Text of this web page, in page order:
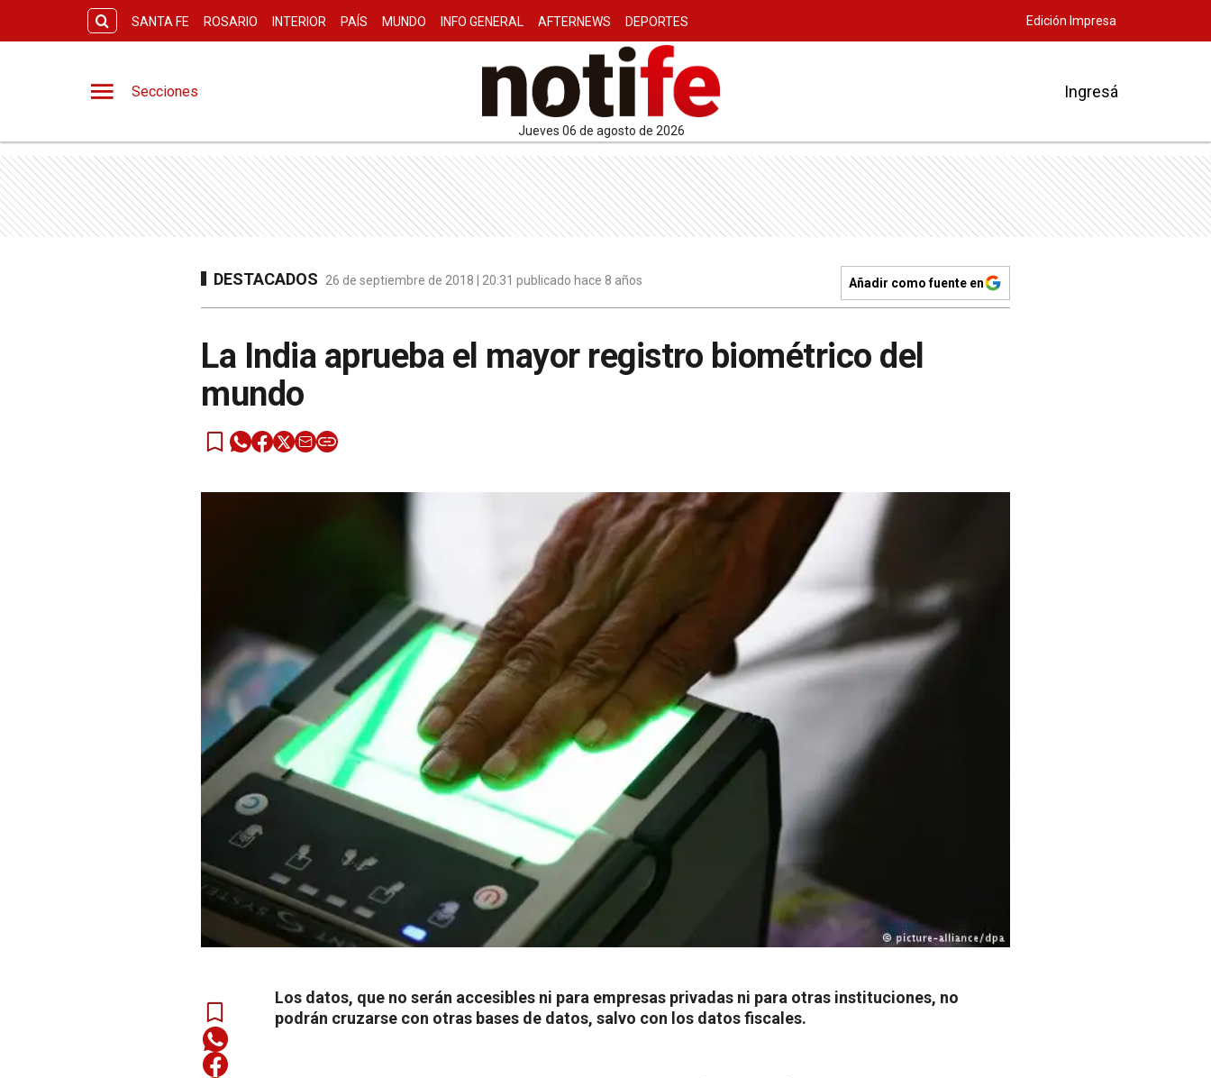
SANTA FE ROSARIO INTERIOR PAÍS MUNDO INFO GENERAL AFTERNEWS DEPORTES Edición Impresa
Secciones
jueves 06 de agosto de 2026
Ingresá
DESTACADOS 26 de septiembre de 2018 | 20:31 publicado hace 8 años Añadir como fuente en
La India aprueba el mayor registro biométrico del
mundo
Los datos, que no serán accesibles ni para empresas privadas ni para otras instituciones, no
podrán cruzarse con otras bases de datos, salvo con los datos fiscales.